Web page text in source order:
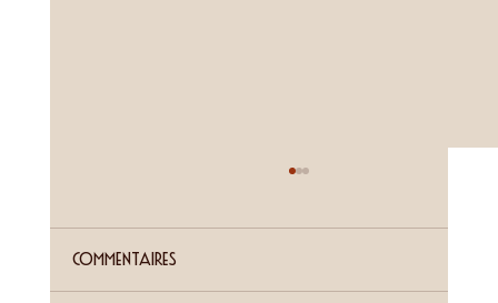
Cour de la Ferme du Château Mercier
Entrée gratuite Restauration dès 19h00
Commentaires